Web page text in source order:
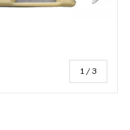
1 /von
3